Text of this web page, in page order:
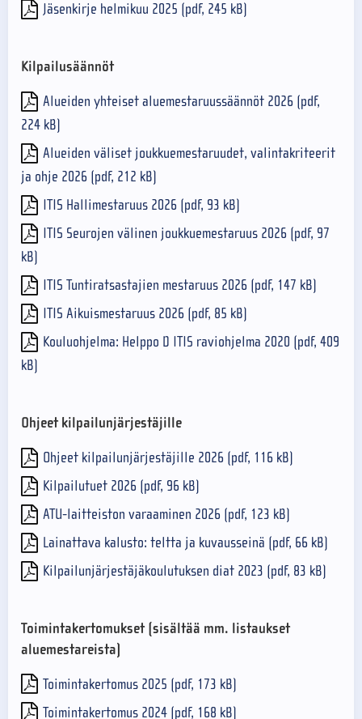
Jäsenkirje helmikuu 2025 (pdf, 245 kB)
Kilpailusäännöt
Alueiden yhteiset aluemestaruussäännöt 2026 (pdf,
224 kB)
Alueiden väliset joukkuemestaruudet, valintakriteerit
ja ohje 2026 (pdf, 212 kB)
ITIS Hallimestaruus 2026 (pdf, 93 kB)
ITIS Seurojen välinen joukkuemestaruus 2026 (pdf, 97
kB)
ITIS Tuntiratsastajien mestaruus 2026 (pdf, 147 kB)
ITIS Aikuismestaruus 2026 (pdf, 85 kB)
Kouluohjelma: Helppo D ITIS raviohjelma 2020 (pdf, 409
kB)
Ohjeet kilpailunjärjestäjille
Ohjeet kilpailunjärjestäjille 2026 (pdf, 116 kB)
Kilpailutuet 2026 (pdf, 96 kB)
ATU-laitteiston varaaminen 2026 (pdf, 123 kB)
Lainattava kalusto: teltta ja kuvausseinä (pdf, 66 kB)
Kilpailunjärjestäjäkoulutuksen diat 2023 (pdf, 83 kB)
Toimintakertomukset (sisältää mm. listaukset
aluemestareista)
Toimintakertomus 2025 (pdf, 173 kB)
Toimintakertomus 2024 (pdf, 168 kB)